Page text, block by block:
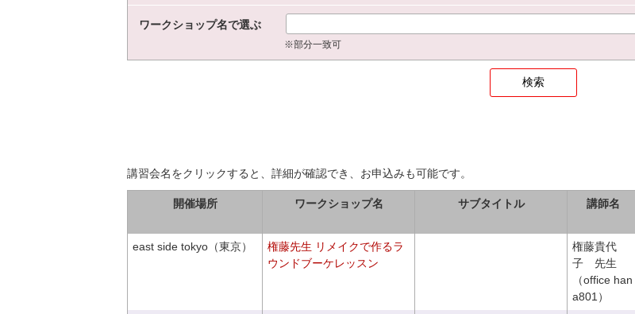
ワークショップ名で選ぶ
※部分一致可
講習会名をクリックすると、詳細が確認でき、お申込みも可能です。
開催場所 ワークショップ名 サブタイトル 講師名
east side tokyo（東京）
権藤先生 リメイクで作るラ
ウンドブーケレッスン
権藤貴代
子 先生
（office han
a801）